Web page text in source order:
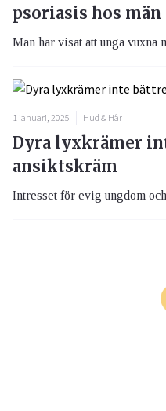
psoriasis hos män
Man har visat att unga vuxna
1 januari, 2025 Hud & Hår
Dyra lyxkrämer
ansiktskräm
Intresset för evig ungdom